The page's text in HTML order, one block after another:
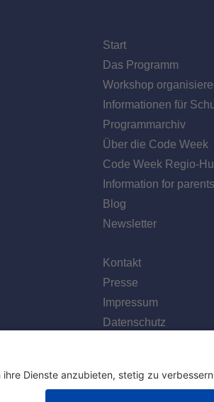
Start
Das Programm
Workshop
Informationen für
Programmarchiv
Über die Code Week
Code Week Regio-
Information for parents
Blog
Newsletter
Kontakt
Presse
Impressum
Datenschutz